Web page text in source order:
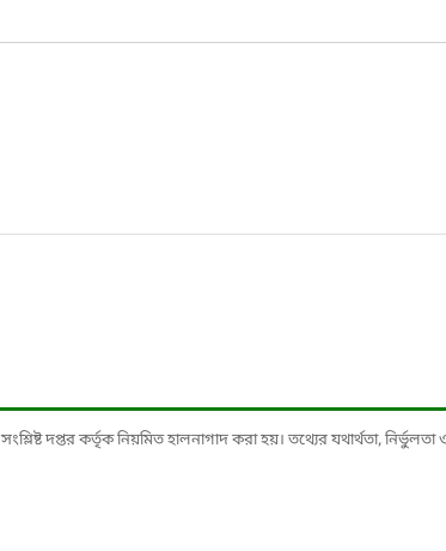
দপ্তর কর্তৃক নিয়মিত হালনাগাদ করা হয়। তথ্যের যথার্থতা, নির্ভুলতা ও